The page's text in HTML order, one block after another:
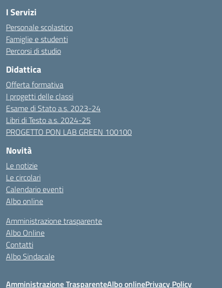
I Servizi
Personale scolastico
Famiglie e studenti
Percorsi di studio
Didattica
Offerta formativa
I progetti delle classi
Esame di Stato a.s. 2023-24
Libri di Testo a.s. 2024-25
PROGETTO PON LAB GREEN 100100
Novità
Le notizie
Le circolari
Calendario eventi
Albo online
Amministrazione trasparente
Albo Online
Contatti
Albo Sindacale
Amministrazione TrasparenteAlbo onlinePrivacy Policy